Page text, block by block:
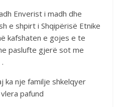
Enverist i madh dhe
e shpirt i Shqipërisë Etnike
kafshaten e gojes e te
paslufte gjerë sot me
ka nje familje shkelqyer
pafund